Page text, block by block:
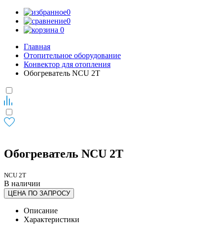
0
0
0
Главная
Отопительное оборудование
Конвектор для отопления
Обогреватель NCU 2T
Обогреватель NCU 2T
NCU 2T
В наличии
ЦЕНА ПО ЗАПРОСУ
Описание
Характеристики